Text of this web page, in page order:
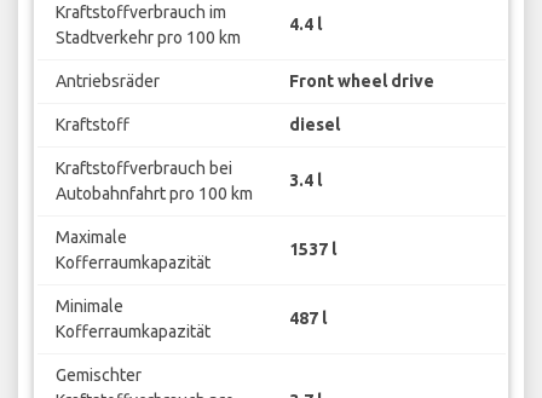
Kraftstoffverbrauch im
Stadtverkehr pro 100 km
4.4 l
Antriebsräder Front wheel drive
Kraftstoff diesel
Kraftstoffverbrauch bei
Autobahnfahrt pro 100 km
3.4 l
Maximale
Kofferraumkapazität
1537 l
Minimale
Kofferraumkapazität
487 l
Gemischter